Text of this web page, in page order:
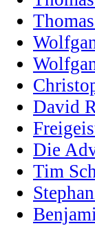
David
Die
Tim